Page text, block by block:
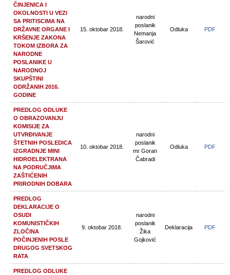
ČINJENICA I
OKOLNOSTI U VEZI
SA PRITISCIMA NA
DRŽAVNE ORGANE I
KRŠENJE ZAKONA
TOKOM IZBORA ZA
NARODNE
POSLANIKE U
NARODNOJ
SKUPŠTINI
ODRŽANIH 2016.
GODINE
15. oktobar 2018.
narodni
poslanik
Nemanja
Šarović
Odluka PDF
PREDLOG ODLUKE
O OBRAZOVANJU
KOMISIJE ZA
UTVRĐIVANJE
ŠTETNIH POSLEDICA
IZGRADNJE MINI
HIDROELEKTRANA
NA PODRUČJIMA
ZAŠTIĆENIH
PRIRODNIH DOBARA
10. oktobar 2018.
narodni
poslanik
mr Goran
Čabradi
Odluka PDF
PREDLOG
DEKLARACIJE O
OSUDI
KOMUNISTIČKIH
ZLOČINA
POČINJENIH POSLE
DRUGOG SVETSKOG
RATA
9. oktobar 2018.
narodni
poslanik
Žika
Gojković
Deklaracija PDF
PREDLOG ODLUKE